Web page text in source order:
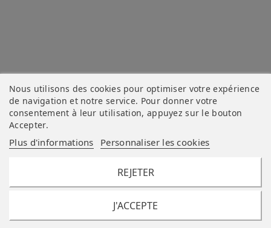
Nous utilisons des cookies pour optimiser votre expérience
de navigation et notre service. Pour donner votre
consentement à leur utilisation, appuyez sur le bouton
Accepter.
Plus d'informations Personnaliser les cookies
REJETER
J'ACCEPTE